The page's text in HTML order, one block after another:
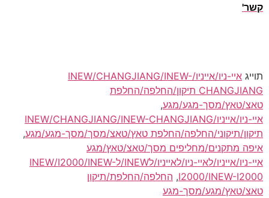
איי-ניו/אייניו/INEW/CHANGJIANG/INEW-
CHANGJIANG תיקון/החלפה/החלפת
מגע/מגע,
איי-ניו/אייניו/INEW/CHANGJIANG/INEW-CHANGJIANG
החלפה/החלפת טאץ/טאצ/מסך/מסך-מגע/מגע,
מחליפים מסך/טאצ/טאץ/מגע
איי-ניו/אייניו/לאיי-ניו/לאייניו/לINEW/לINEW/I2000/INEW-
I2000/
,החלפה/החלפת/תיקון
מסך-מגע